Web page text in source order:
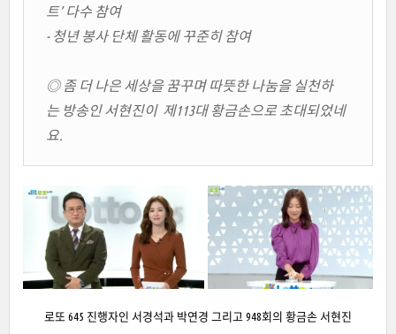
트’ 다수 참여
- 청년 봉사 단체 활동에 꾸준히 참여
◎ 좀 더 나은 세상을 꿈꾸며 따뜻한 나눔을 실천하
는 방송인 서현진이 제113대 황금손으로 초대되었네
요.
로또 645 진행자인 서경석과 박연경 그리고 948회의 황금손 서현진